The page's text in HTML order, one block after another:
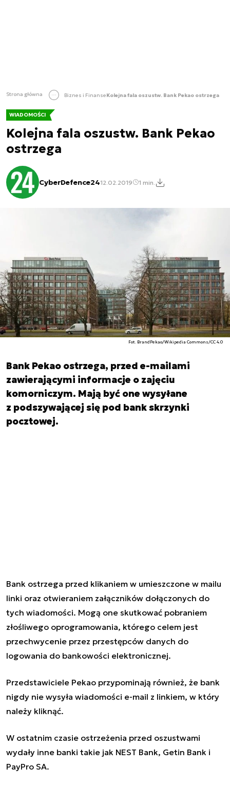
Strona główna Biznes i FinanseKolejna fala oszustw. Bank Pekao ostrzega
WIADOMOŚCI
Kolejna fala oszustw. Bank Pekao
ostrzega
CyberDefence2412.02.2019 1 min.
Fot. BrandPekao/Wikipedia Commons/CC 4.0
Bank Pekao ostrzega, przed e-mailami
zawierającymi informacje o zajęciu
komorniczym. Mają być one wysyłane
z podszywającej się pod bank skrzynki
pocztowej.
Bank ostrzega przed klikaniem w umieszczone w mailu
linki oraz otwieraniem załączników dołączonych do
tych wiadomości. Mogą one skutkować pobraniem
złośliwego oprogramowania, którego celem jest
przechwycenie przez przestępców danych do
logowania do bankowości elektronicznej.
Przedstawiciele Pekao przypominają również, że bank
nigdy nie wysyła wiadomości e-mail z linkiem, w który
należy kliknąć.
W ostatnim czasie ostrzeżenia przed oszustwami
wydały inne banki takie jak NEST Bank, Getin Bank i
PayPro SA.